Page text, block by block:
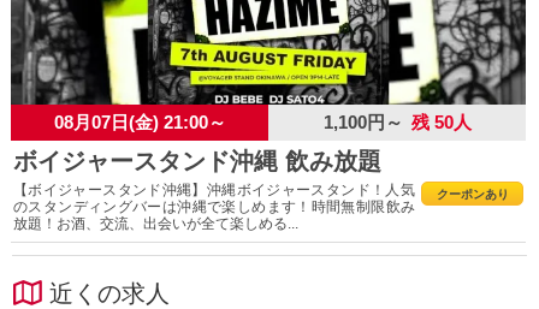
08月07日(金) 21:00～ 1,100円～ 残 50人
ボイジャースタンド沖縄 飲み放題
クーポンあり
【ボイジャースタンド沖縄】沖縄ボイジャースタンド！人気
のスタンディングバーは沖縄で楽しめます！時間無制限飲み
放題！お酒、交流、出会いが全て楽しめる...
近くの求人